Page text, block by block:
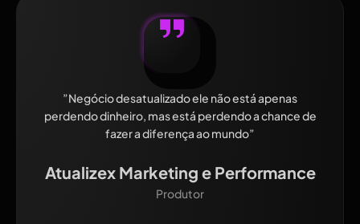
”Negócio desatualizado ele não está apenas
perdendo dinheiro, mas está perdendo a chance de
fazer a diferença ao mundo”
Atualizex Marketing e Performance
Produtor